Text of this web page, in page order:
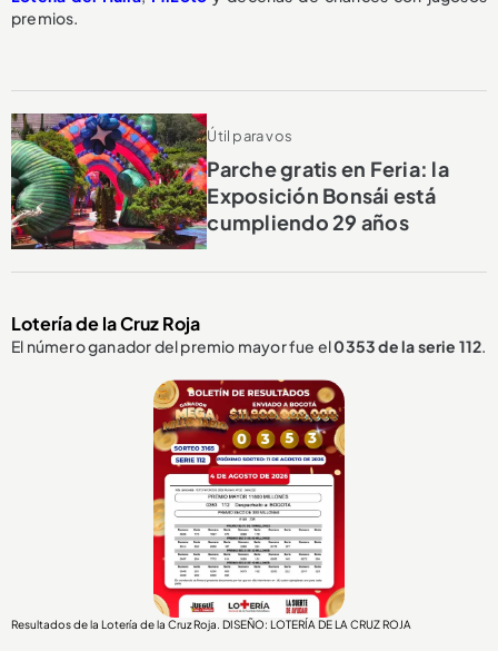
premios.
Útil para vos
Parche gratis en Feria: la
Exposición Bonsái está
cumpliendo 29 años
Lotería de la Cruz Roja
El número ganador del premio mayor fue el0353de la serie 112.
Resultados de la Lotería de la Cruz Roja. DISEÑO: LOTERÍA DE LA CRUZ ROJA